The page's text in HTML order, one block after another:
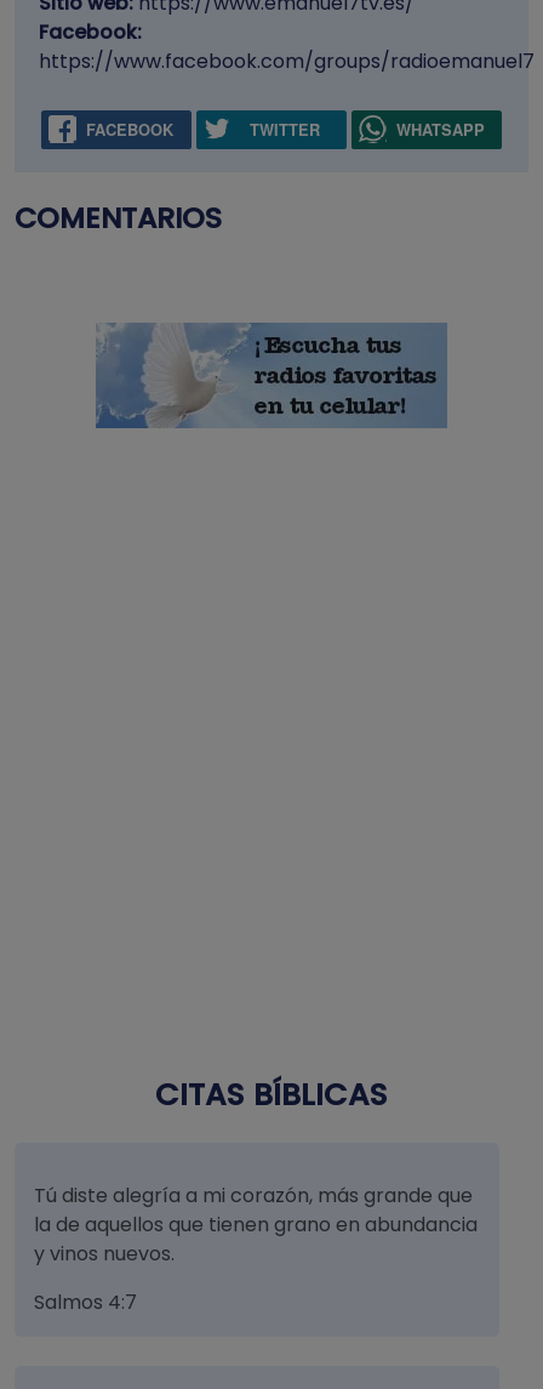
Facebook:
https://www.facebook.com/groups/radioemanuel7
FACEBOOK TWITTER WHATSAPP
COMENTARIOS
CITAS BÍBLICAS
Tú diste alegría a mi corazón, más grande que
la de aquellos que tienen grano en abundancia
y vinos nuevos.
Salmos 4:7